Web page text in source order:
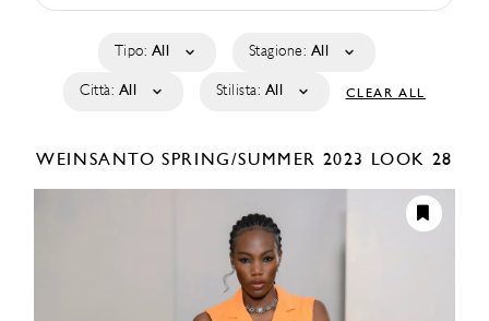
Tipo: All Stagione: All
Città: All Stilista: All CLEAR ALL
WEINSANTOSPRING/SUMMER 2023 LOOK 28